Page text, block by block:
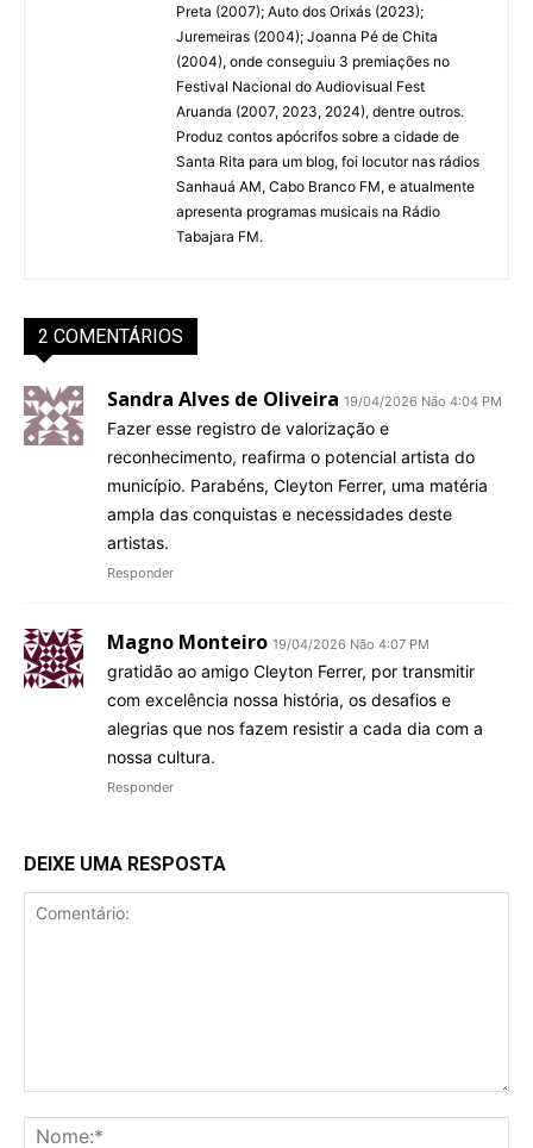
Preta (2007); Auto dos Orixás (2023);
Juremeiras (2004); Joanna Pé de Chita
(2004), onde conseguiu 3 premiações no
Festival Nacional do Audiovisual Fest
Aruanda (2007, 2023, 2024), dentre outros.
Produz contos apócrifos sobre a cidade de
Santa Rita para um blog, foi locutor nas rádios
Sanhauá AM, Cabo Branco FM, e atualmente
apresenta programas musicais na Rádio
Tabajara FM.
2 COMENTÁRIOS
Sandra Alves de Oliveira 19/04/2026 Não 4:04 PM
Fazer esse registro de valorização e
reconhecimento, reafirma o potencial artista do
município. Parabéns, Cleyton Ferrer, uma matéria
ampla das conquistas e necessidades deste
artistas.
Responder
Magno Monteiro 19/04/2026 Não 4:07 PM
gratidão ao amigo Cleyton Ferrer, por transmitir
com excelência nossa história, os desafios e
alegrias que nos fazem resistir a cada dia com a
nossa cultura.
Responder
DEIXE UMA RESPOSTA